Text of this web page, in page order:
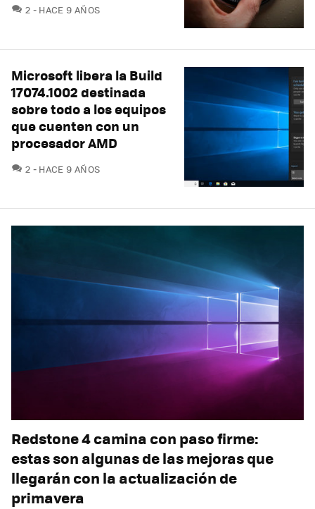
2 COMENTARIOS
HACE 9 AÑOS
Microsoft libera la Build
17074.1002 destinada
sobre todo a los equipos
que cuenten con un
procesador AMD
2 COMENTARIOS
HACE 9 AÑOS
Redstone 4 camina con paso firme:
estas son algunas de las mejoras que
llegarán con la actualización de
primavera